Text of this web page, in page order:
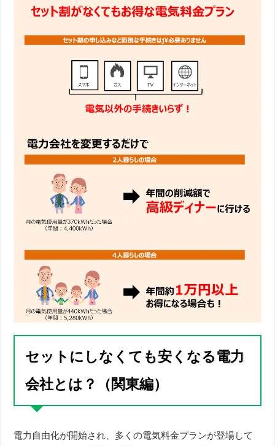
セットにしなくても安くなる電力
会社とは？（関東編）
電力自由化が開始され、多くの電気料金プランが登場して